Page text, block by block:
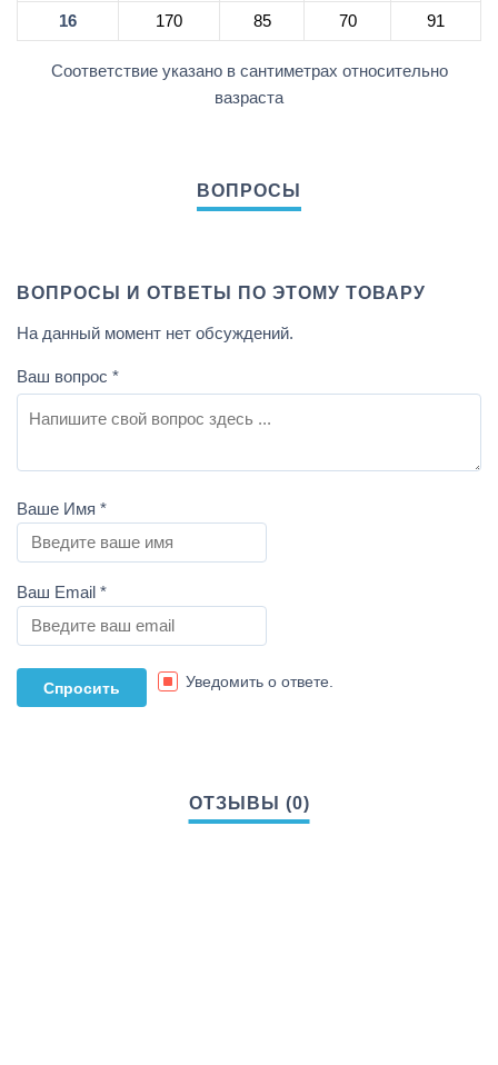
16 170 85 70 91
Соответствие указано в сантиметрах относительно
вазраста
ВОПРОСЫ И ОТВЕТЫ ПО ЭТОМУ ТОВАРУ
На данный момент нет обсуждений.
Ваш вопрос *
Ваше Имя *
Ваш Email *
Уведомить о ответе.